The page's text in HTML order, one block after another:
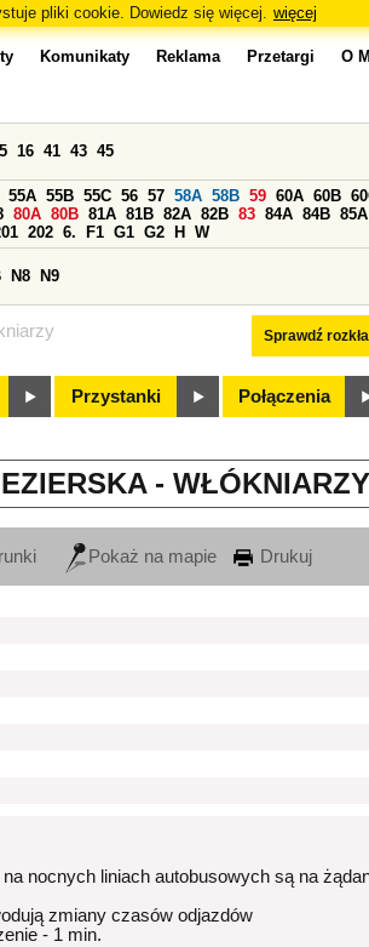
pliki cookie. Dowiedz się więcej. więcej
Komunikaty Reklama Przetargi O
Sprawdź
16 41 43 45
55A 55B 55C 56 57 58A 58B 59 60A 60B
80A 80B 81A 81B 82A 82B 83 84A 84B 85A
202 6. F1 G1 G2 H W
N8 N9
Przystanki Połączenia
-
Pokaż na mapie Drukuj
nocnych liniach autobusowych są na
zmiany czasów odjazdów
- 1 min.